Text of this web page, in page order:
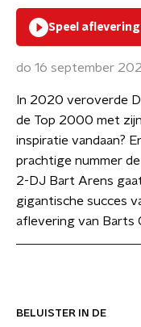
BELUISTER IN DE
Speel
do 16 september
In 2020 veroverde
de Top 2000 met
inspiratie vandaan?
prachtige nummer
2-DJ Bart Arens
gigantische succes
aflevering van Barts